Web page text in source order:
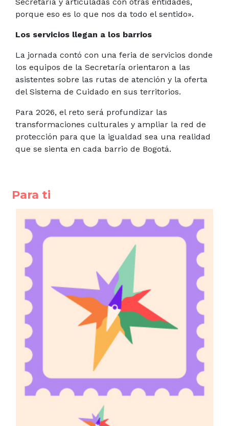
porque eso es lo que nos da todo el sentido».
Los servicios llegan a los barrios
La jornada contó con una feria de servicios donde
los equipos de la Secretaría orientaron a las
asistentes sobre las rutas de atención y la oferta
del Sistema de Cuidado en sus territorios.
Para 2026, el reto será profundizar las
transformaciones culturales y ampliar la red de
protección para que la igualdad sea una realidad
que se sienta en cada barrio de Bogotá.
Para ti